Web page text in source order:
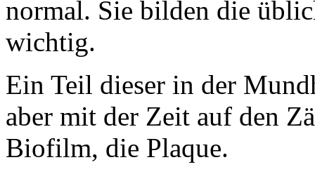
normal. Sie bilden die
wichtig.
Ein Teil dieser in der
aber mit der Zeit auf den
Biofilm, die Plaque.